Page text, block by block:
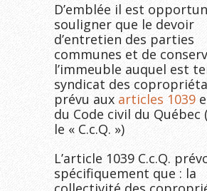
D’emblée il est
souligner que le devoir
d’entretien des parties
communes et de
l’immeuble auquel est
syndicat des
prévu aux articles 1039
du Code civil du Québec
le « C.c.Q. »)
L’article 1039 C.c.Q.
spécifiquement que : la